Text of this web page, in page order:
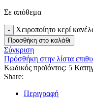
Σε απόθεμα
Χειροποίητο κερί
Προσθήκη στο καλάθι
Σύγκριση
Πρόσθήκη στην λίστα
Κωδικός προϊόντος: 5
Share:
Περιγραφή